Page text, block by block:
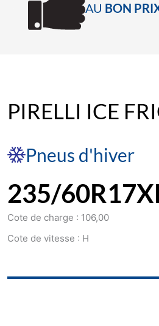
AU BON
PIRELLI ICE
Pneus d'hiver
235/
Cote de charge : 106,00
Cote de vitesse : H